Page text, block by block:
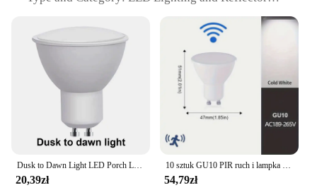
Design and Style: Sleek and Modern Reflective
Design
Usage and Purpose: Enhances Lighting Efficiency
and Distribution
Typical Adaptive Scenario: Ideal for Various
Lighting Setups
Shape or Size or Weight or Quantity: Compact and
Lightweight for Easy Installation
Performance and Property: Optimized for Energy
Features:
Dusk to Dawn Light LED Porch Light GU10 4W Patio Night Light Courtyard Light Bulb LED Automatic Lighting Wall Washer Light
20,39zł
10 sztuk GU10 PIR ruch i lampka nocna z czujnikiem żarówki LED 3W 6W 9W 12W 189-265V do schodów korytarz korytarz korytarz
54,79zł